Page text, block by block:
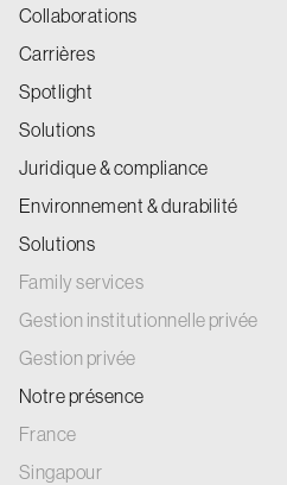
Collaborations
Carrières
Spotlight
Solutions
Juridique & compliance
Environnement & durabilité
Solutions
Family services
Gestion institutionnelle privée
Gestion privée
Notre présence
France
Singapour